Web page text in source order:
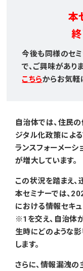
本
終
今後も同様のセミ
で、ご興味があり
こちらからお気軽
自治体では、住民
ジタル化政策によ
ランスフォーメーシ
が増大しています。
この状況を踏まえ
本セミナーでは、
における情報セキュ
※1を交え、自治体
生時にどのような
します。
さらに、情報漏洩の